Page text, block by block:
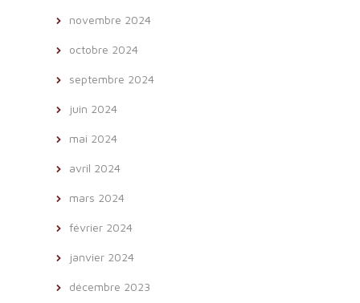
novembre 2024
octobre 2024
septembre 2024
juin 2024
mai 2024
avril 2024
mars 2024
février 2024
janvier 2024
décembre 2023